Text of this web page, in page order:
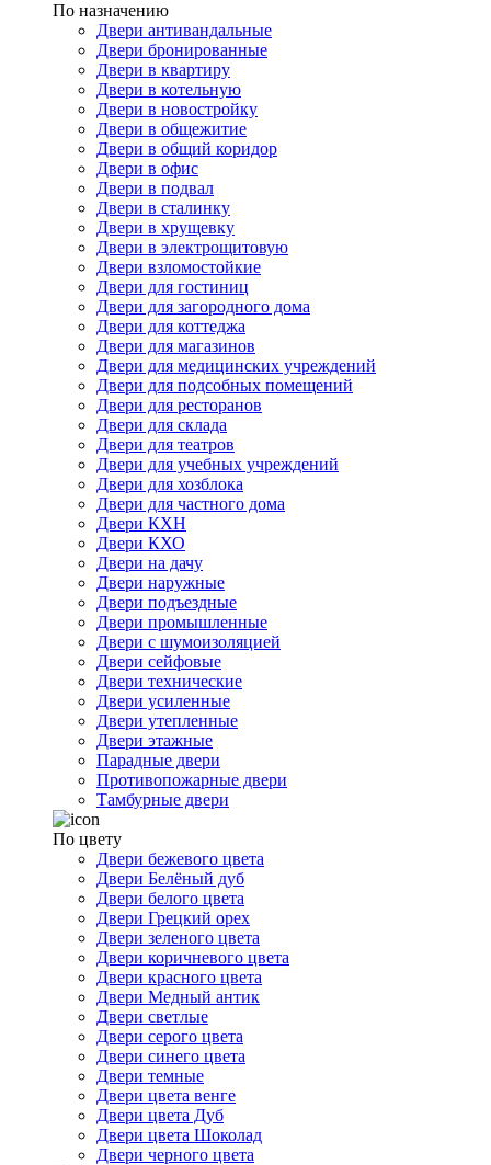
По назначению
Двери антивандальные
Двери бронированные
Двери в квартиру
Двери в котельную
Двери в новостройку
Двери в общежитие
Двери в общий коридор
Двери в офис
Двери в подвал
Двери в сталинку
Двери в хрущевку
Двери в электрощитовую
Двери взломостойкие
Двери для гостиниц
Двери для загородного дома
Двери для коттеджа
Двери для магазинов
Двери для медицинских учреждений
Двери для подсобных помещений
Двери для ресторанов
Двери для склада
Двери для театров
Двери для учебных учреждений
Двери для хозблока
Двери для частного дома
Двери КХН
Двери КХО
Двери на дачу
Двери наружные
Двери подъездные
Двери промышленные
Двери с шумоизоляцией
Двери сейфовые
Двери технические
Двери усиленные
Двери утепленные
Двери этажные
Парадные двери
Противопожарные двери
Тамбурные двери
По цвету
Двери бежевого цвета
Двери Белёный дуб
Двери белого цвета
Двери Грецкий орех
Двери зеленого цвета
Двери коричневого цвета
Двери красного цвета
Двери Медный антик
Двери светлые
Двери серого цвета
Двери синего цвета
Двери темные
Двери цвета венге
Двери цвета Дуб
Двери цвета Шоколад
Двери черного цвета